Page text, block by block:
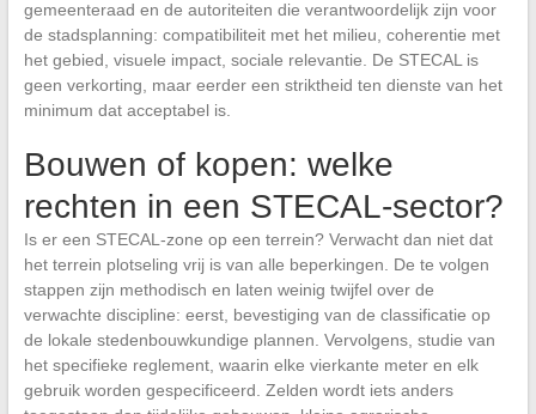
gemeenteraad en de autoriteiten die verantwoordelijk zijn voor
de stadsplanning: compatibiliteit met het milieu, coherentie met
het gebied, visuele impact, sociale relevantie. De STECAL is
geen verkorting, maar eerder een striktheid ten dienste van het
minimum dat acceptabel is.
Bouwen of kopen: welke
rechten in een STECAL-sector?
Is er een STECAL-zone op een terrein? Verwacht dan niet dat
het terrein plotseling vrij is van alle beperkingen. De te volgen
stappen zijn methodisch en laten weinig twijfel over de
verwachte discipline: eerst, bevestiging van de classificatie op
de lokale stedenbouwkundige plannen. Vervolgens, studie van
het specifieke reglement, waarin elke vierkante meter en elk
gebruik worden gespecificeerd. Zelden wordt iets anders